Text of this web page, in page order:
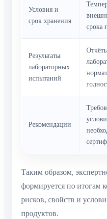
Условия и
срок хранения
срока
Результаты
лабораторных
испытаний
Рекомендации
Таким образом,
формируется по итогам
рисков, свойств и
продуктов.